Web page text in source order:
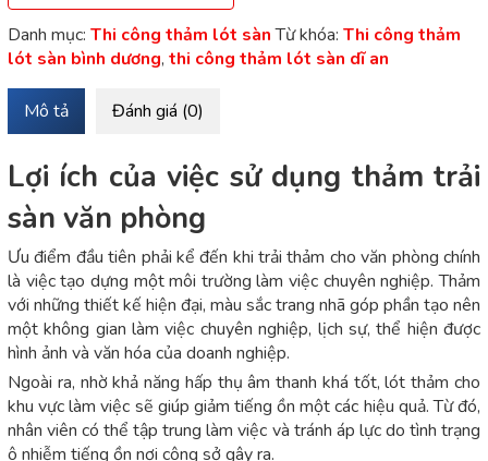
Danh mục: Thi công thảm lót sàn Từ khóa: Thi công thảm
lót sàn bình dương, thi công thảm lót sàn dĩ an
Mô tả Đánh giá (0)
Lợi ích của việc sử dụng thảm trải
sàn văn phòng
Ưu điểm đầu tiên phải kể đến khi trải thảm cho văn phòng chính
là việc tạo dựng một môi trường làm việc chuyên nghiệp. Thảm
với những thiết kế hiện đại, màu sắc trang nhã góp phần tạo nên
một không gian làm việc chuyên nghiệp, lịch sự, thể hiện được
hình ảnh và văn hóa của doanh nghiệp.
Ngoài ra, nhờ khả năng hấp thụ âm thanh khá tốt, lót thảm cho
khu vực làm việc sẽ giúp giảm tiếng ồn một các hiệu quả. Từ đó,
nhân viên có thể tập trung làm việc và tránh áp lực do tình trạng
ô nhiễm tiếng ồn nơi công sở gây ra.